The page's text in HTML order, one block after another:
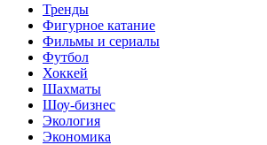
Тренды
Фигурное катание
Фильмы и сериалы
Футбол
Хоккей
Шахматы
Шоу-бизнес
Экология
Экономика